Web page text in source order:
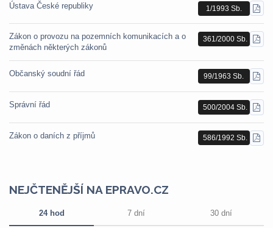
Ústava České republiky 1/1993 Sb.
PDF
Zákon o provozu na pozemních komunikacích a o
změnách některých zákonů
361/2000 Sb.
PDF
Občanský soudní řád 99/1963 Sb.
PDF
Správní řád 500/2004 Sb.
PDF
Zákon o daních z příjmů 586/1992 Sb.
PDF
NEJČTENĚJŠÍ NA EPRAVO.CZ
24 hod 7 dní 30 dní